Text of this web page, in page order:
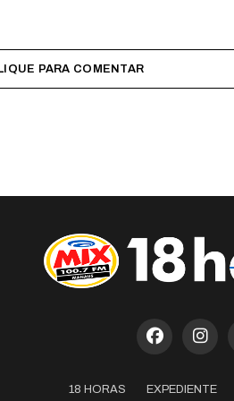
PARA COMENTAR
18 HORAS EXPEDIENTE